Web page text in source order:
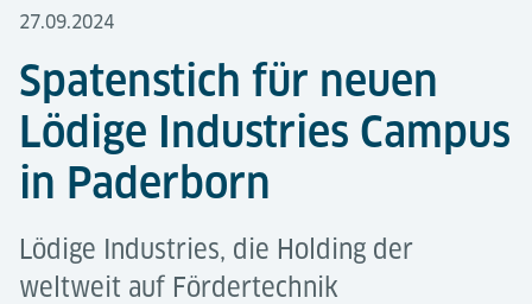
27.09.2024
Spatenstich für neuen
Lödige Industries Campus
in Paderborn
Lödige Industries, die Holding der
weltweit auf Fördertechnik